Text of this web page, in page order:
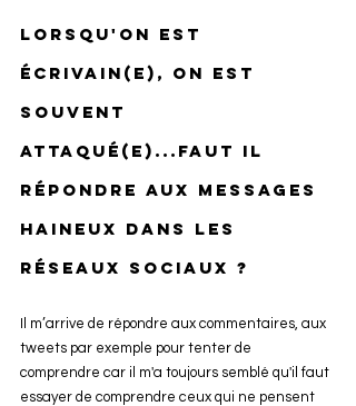
Lorsqu'on est
écrivain(e), on est
souvent
attaqué(e)...Faut il
répondre aux messages
haineux dans les
réseaux sociaux ?
Il m’arrive de répondre aux commentaires, aux
tweets par exemple pour tenter de
comprendre car il m'a toujours semblé qu'il faut
essayer de comprendre ceux qui ne pensent